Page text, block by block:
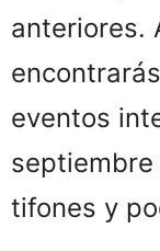
anteriores.
eventos
tifones y